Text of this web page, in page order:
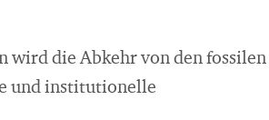
wird die Abkehr von den fossilen
und institutionelle